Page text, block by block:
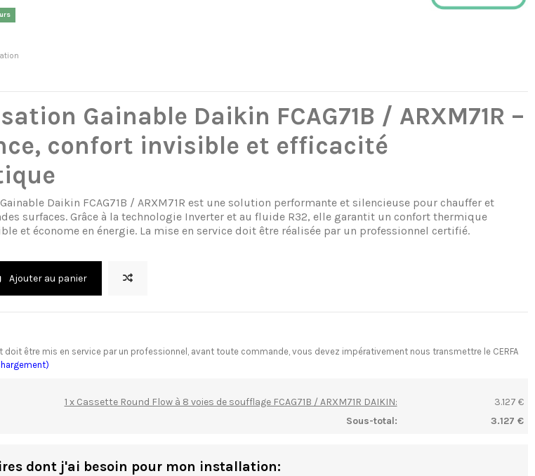
Gainable Daikin FCAG71B / ARXM71R –
confort invisible et efficacité
Daikin FCAG71B / ARXM71R est une solution performante et silencieuse pour chauffer et
surfaces. Grâce à la technologie Inverter et au fluide R32, elle garantit un confort thermique
et économe en énergie. La mise en service doit être réalisée par un professionnel certifié.
Ajouter au panier
doit être mis en service par un professionnel, avant toute commande, vous devez impérativement nous transmettre le CERFA
1 x Cassette Round Flow à 8 voies de soufflage FCAG71B / ARXM71R DAIKIN:
3.127 €
Sous-total:
3.127 €
dont j'ai besoin pour mon installation: